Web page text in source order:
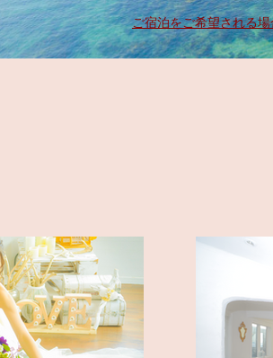
ご宿泊をご希望される